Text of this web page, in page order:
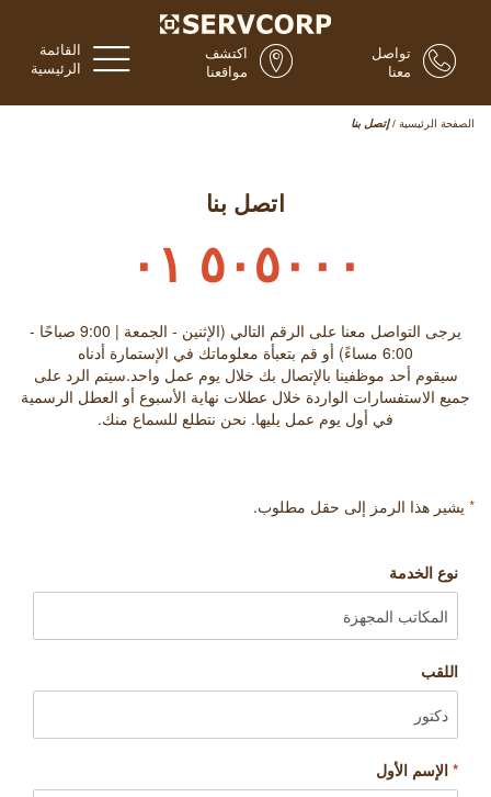
القائمة
الرئيسية
اكتشف
مواقعنا
تواصل
معنا
الصفحة الرئيسية / إتصل بنا
اتصل بنا
٥٠٥٠٠٠ ٠١
يرجى التواصل معنا على الرقم التالي (الإثنين - الجمعة | 9:00 صباحًا -
6:00 مساءً) أو قم بتعبأة معلوماتك في الإستمارة أدناه
سيقوم أحد موظفينا بالإتصال بك خلال يوم عمل واحد.سيتم الرد على
جميع الاستفسارات الواردة خلال عطلات نهاية الأسبوع أو العطل الرسمية
في أول يوم عمل يليها. نحن نتطلع للسماع منك.
* يشير هذا الرمز إلى حقل مطلوب.
نوع الخدمة
اللقب
* الإسم الأول